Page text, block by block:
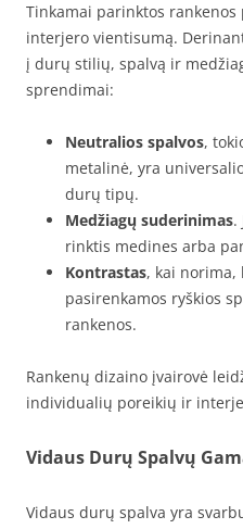
Tinkamai parinktos
interjero vientisumą.
į durų stilių, spalvą ir
sprendimai:
Neutralios spalvos,
metalinė, yra
durų tipų.
Medžiagų suderinimas.
rinktis medines arba
Kontrastas, kai norima,
pasirenkamos ryškios
rankenos.
Rankenų dizaino įvairovė
individualių poreikių ir
Vidaus Durų Spalvų
Vidaus durų spalva yra